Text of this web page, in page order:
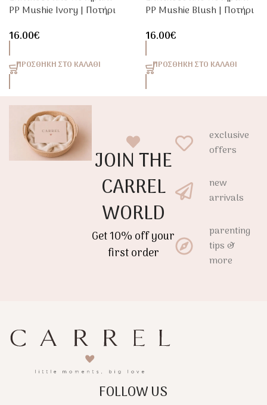
PP Mushie Ivory | Ποτήρι
Toddlers
16.00€
ΠΡΟΣΘΉΚΗ ΣΤΟ ΚΑΛΆΘΙ
PP Mushie Blush | Ποτήρι
Toddlers
16.00€
ΠΡΟΣΘΉΚΗ ΣΤΟ ΚΑΛΆΘΙ
JOIN THE
CARREL
WORLD
Get 10% off your
first order
exclusive
offers
new
arrivals
parenting
tips &
more
FOLLOW US